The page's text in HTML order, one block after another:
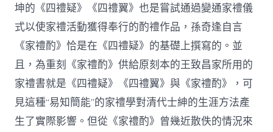
坤的《四禮疑》《四禮翼》也是嘗試通過變通家禮儀
式以使家禮活動獲得奉行的酌禮作品，孫奇逢自言
《家禮酌》恰是在《四禮疑》的基礎上撰寫的。並
且，為重刻《家禮酌》供給原刻本的王致昌家所用的
家禮書就是《四禮疑》《四禮翼》與《家禮酌》，可
見這種“易知簡能”的家禮學對清代士紳的生涯方法產
生了實際影響。但從《家禮酌》曾幾近散佚的情況來